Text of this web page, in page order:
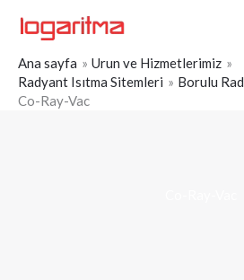
atla
Ana sayfa
Urun ve Hizmetlerimiz
Radyant Isıtma Sitemleri
Borulu
Co-Ray-Vac